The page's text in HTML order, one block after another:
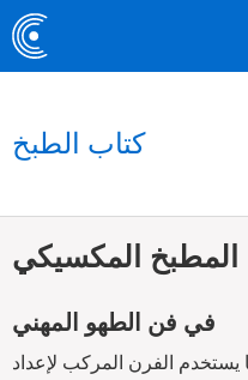
كتاب الطبخ
المطبخ المكسيكي
في فن الطهو المهني
يستخدم الفرن المركب لإعداد